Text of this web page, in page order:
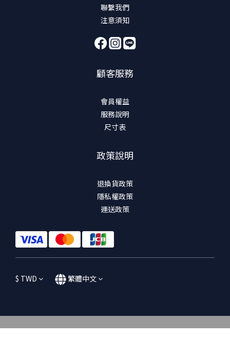
聯繫我們
注意須知
顧客服務
會員權益
服務說明
尺寸表
政策說明
退換貨政策
隱私權政策
運送政策
$ TWD 繁體中文